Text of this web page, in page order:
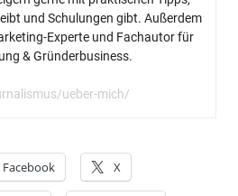
und Schulungen gibt. Außerdem
Experte und Fachautor für
& Gründerbusiness.
ueber-mich/
Facebook X